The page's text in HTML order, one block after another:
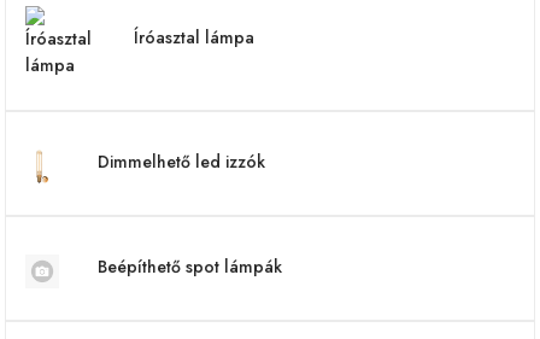
Íróasztal lámpa
Dimmelhető led izzók
Beépíthető spot lámpák